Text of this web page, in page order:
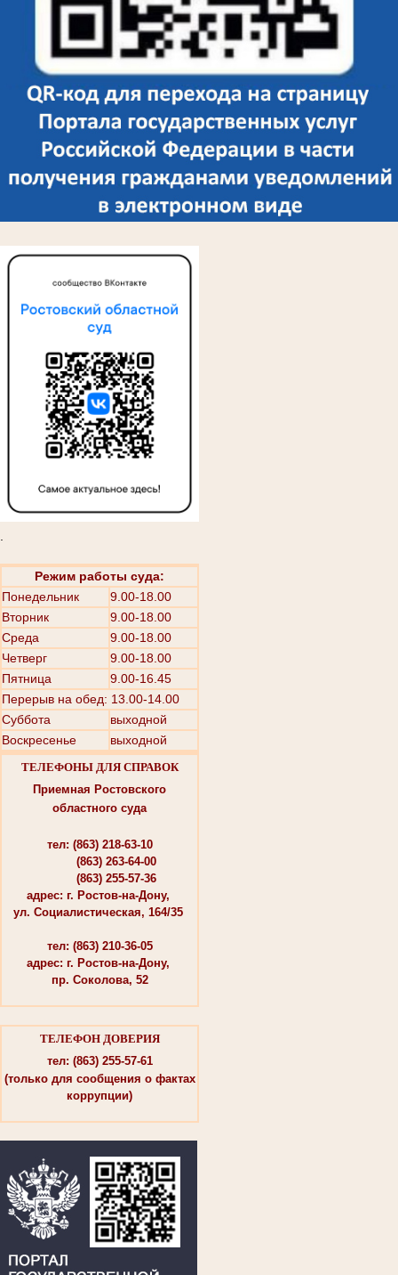
Режим работы суда:
Понедельник
9.00-18.00
Вторник
9.00-18.00
Среда
9.00-18.00
Четверг
9.00-18.00
Пятница
9.00-16.45
Перерыв на обед: 13.00-14.00
Суббота
выходной
Воскресенье
выходной
ТЕЛЕФОНЫ ДЛЯ СПРАВОК
Приемная Ростовского
областного суда
тел: (863) 218-63-10
(863) 263-64-00
(863) 255-57-36
адрес: г. Ростов-на-Дону,
ул. Социалистическая, 164/35
тел: (863) 210-36-05
адрес: г. Ростов-на-Дону,
пр. Соколова, 52
ТЕЛЕФОН ДОВЕРИЯ
тел: (863) 255-57-61
(только для сообщения о фактах
коррупции)